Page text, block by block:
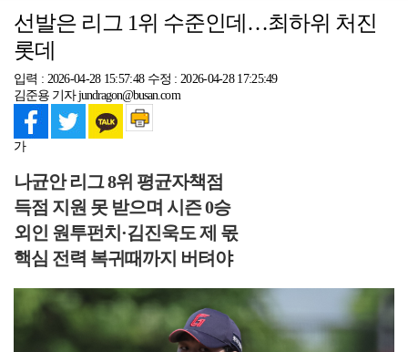
선발은 리그 1위 수준인데…최하위 처진
롯데
입력 : 2026-04-28 15:57:48 수정 : 2026-04-28 17:25:49
김준용 기자 jundragon@busan.com
가
나균안 리그 8위 평균자책점
득점 지원 못 받으며 시즌 0승
외인 원투펀치·김진욱도 제 몫
핵심 전력 복귀때까지 버텨야